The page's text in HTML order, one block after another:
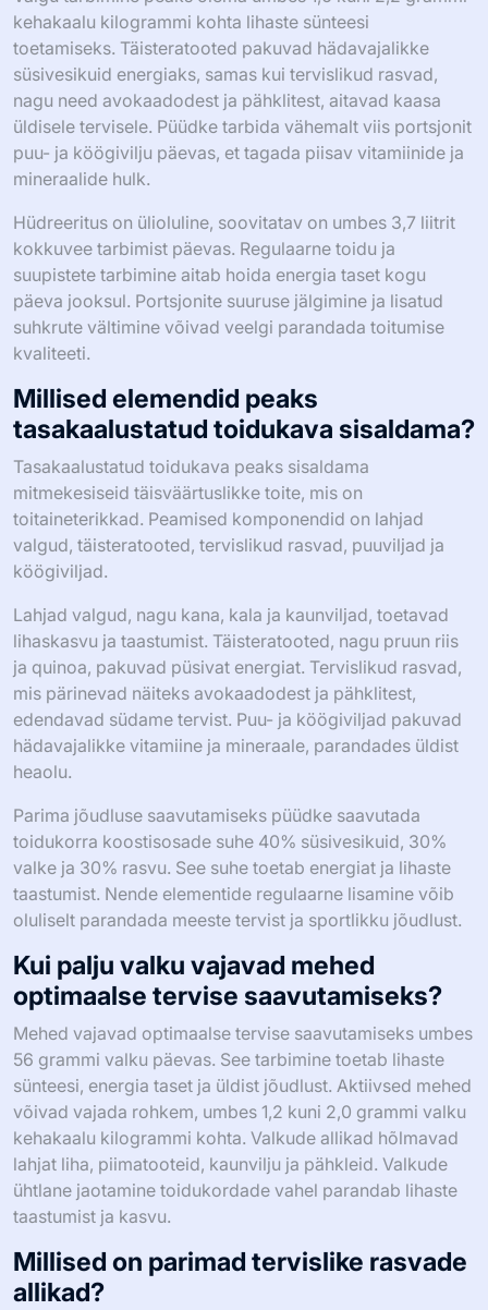
kehakaalu kilogrammi kohta lihaste sünteesi
toetamiseks. Täisteratooted pakuvad hädavajalikke
süsivesikuid energiaks, samas kui tervislikud rasvad,
nagu need avokaadodest ja pähklitest, aitavad kaasa
üldisele tervisele. Püüdke tarbida vähemalt viis portsjonit
puu- ja köögivilju päevas, et tagada piisav vitamiinide ja
mineraalide hulk.
Hüdreeritus on ülioluline, soovitatav on umbes 3,7 liitrit
kokkuvee tarbimist päevas. Regulaarne toidu ja
suupistete tarbimine aitab hoida energia taset kogu
päeva jooksul. Portsjonite suuruse jälgimine ja lisatud
suhkrute vältimine võivad veelgi parandada toitumise
kvaliteeti.
Millised elemendid peaks
tasakaalustatud toidukava sisaldama?
Tasakaalustatud toidukava peaks sisaldama
mitmekesiseid täisväärtuslikke toite, mis on
toitaineterikkad. Peamised komponendid on lahjad
valgud, täisteratooted, tervislikud rasvad, puuviljad ja
köögiviljad.
Lahjad valgud, nagu kana, kala ja kaunviljad, toetavad
lihaskasvu ja taastumist. Täisteratooted, nagu pruun riis
ja quinoa, pakuvad püsivat energiat. Tervislikud rasvad,
mis pärinevad näiteks avokaadodest ja pähklitest,
edendavad südame tervist. Puu- ja köögiviljad pakuvad
hädavajalikke vitamiine ja mineraale, parandades üldist
heaolu.
Parima jõudluse saavutamiseks püüdke saavutada
toidukorra koostisosade suhe 40% süsivesikuid, 30%
valke ja 30% rasvu. See suhe toetab energiat ja lihaste
taastumist. Nende elementide regulaarne lisamine võib
oluliselt parandada meeste tervist ja sportlikku jõudlust.
Kui palju valku vajavad mehed
optimaalse tervise saavutamiseks?
Mehed vajavad optimaalse tervise saavutamiseks umbes
56 grammi valku päevas. See tarbimine toetab lihaste
sünteesi, energia taset ja üldist jõudlust. Aktiivsed mehed
võivad vajada rohkem, umbes 1,2 kuni 2,0 grammi valku
kehakaalu kilogrammi kohta. Valkude allikad hõlmavad
lahjat liha, piimatooteid, kaunvilju ja pähkleid. Valkude
ühtlane jaotamine toidukordade vahel parandab lihaste
taastumist ja kasvu.
Millised on parimad tervislike rasvade
allikad?